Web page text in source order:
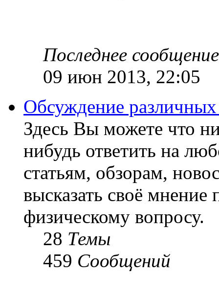
Последнее сообщение
09 июн 2013, 22:05
Обсуждение
Здесь Вы можете что
нибудь ответить на
статьям, обзорам,
высказать своё
физическому вопросу.
28 Темы
459 Сообщений